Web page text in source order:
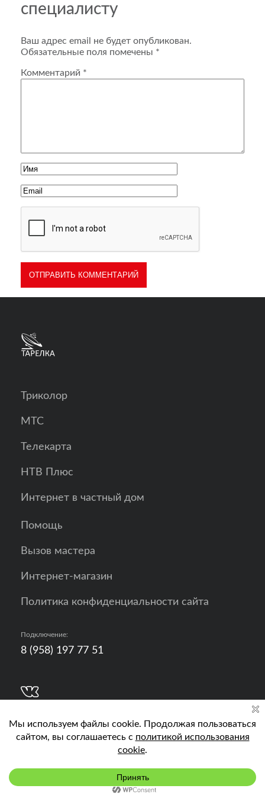
специалисту
Ваш адрес email не будет опубликован.
Обязательные поля помечены *
Комментарий *
Подключить
Триколор
МТС
Телекарта
НТВ Плюс
Интернет в частный дом
Помощь
Вызов мастера
Интернет-магазин
Политика конфиденциальности сайта
Подключение:
8 (958) 197 77 51
Кислород